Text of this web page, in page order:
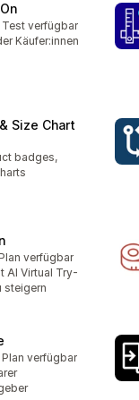
verfügbar
Käufer:innen
Size Chart
badges,
verfügbar
AI Virtual Try-
steigern
verfügbar